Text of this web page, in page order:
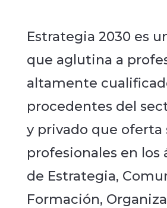
Estrategia 2030 es
que aglutina a
altamente
procedentes del
y privado que oferta
profesionales en los
de Estrategia,
Formación,